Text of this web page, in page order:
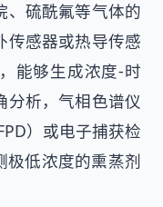
、硫酰氟等气体的
传感器或热导传感
能够生成浓度-时
分析，气相色谱仪
）或电子捕获检
极低浓度的熏蒸剂